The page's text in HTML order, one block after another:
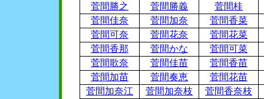
菅間勝之
菅間勝義
菅間桂
菅間佳奈
菅間加奈
菅間香菜
菅間可奈
菅間花奈
菅間花菜
菅間香那
菅間かな
菅間可菜
菅間歌奈
菅間佳苗
菅間香苗
菅間加苗
菅間奏恵
菅間花苗
菅間加奈江
菅間加奈枝
菅間香奈枝